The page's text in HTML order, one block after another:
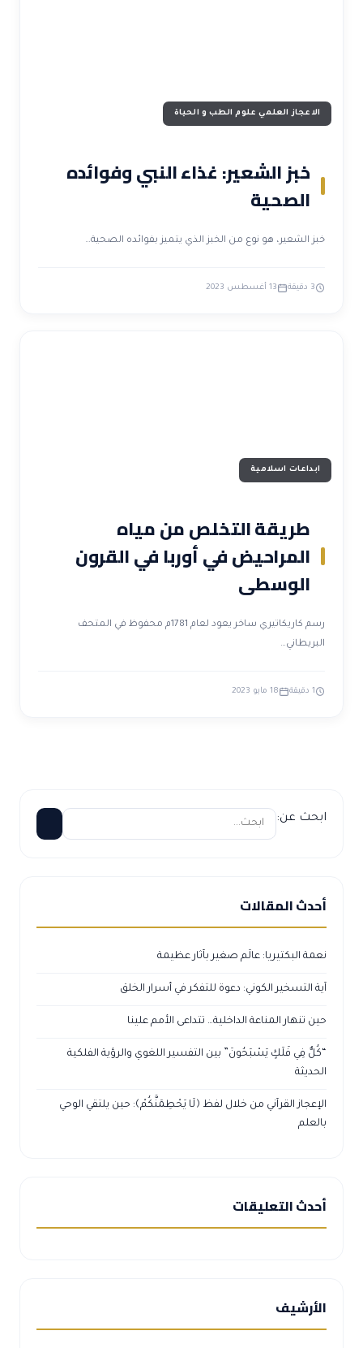
الاعجاز العلمي علوم الطب و الحياة
خبز الشعير: غذاء النبي وفوائده
الصحية
خبز الشعير، هو نوع من الخبز الذي يتميز بفوائده الصحية…
3 دقيقة 13 أغسطس 2023
ابداعات اسلامية
طريقة التخلص من مياه
المراحيض في أوربا في القرون
الوسطى
رسم كاريكاتيري ساخر يعود لعام 1781م محفوظ في المتحف
البريطاني…
1 دقيقة 18 مايو 2023
ابحث عن:
أحدث المقالات
نعمة البكتيريا: عالَم صغير بآثار عظيمة
آية التسخير الكوني: دعوة للتفكر في أسرار الخلق
حين تنهار المناعة الداخلية… تتداعى الأمم علينا
“كُلٌّ فِي فَلَكٍ يَسْبَحُونَ” بين التفسير اللغوي والرؤية الفلكية
الحديثة
الإعجاز القرآني من خلال لفظ ﴿لَا يَحْطِمَنَّكُمْ﴾: حين يلتقي الوحي
بالعلم
أحدث التعليقات
الأرشيف